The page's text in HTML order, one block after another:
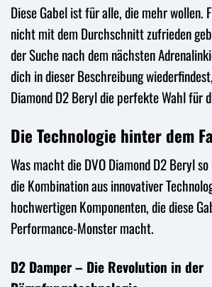
Diese Gabel ist für alle, die mehr wollen.
nicht mit dem Durchschnitt zufrieden
der Suche nach dem nächsten
dich in dieser Beschreibung
Diamond D2 Beryl die perfekte Wahl für
Die Technologie hinter dem
Was macht die DVO Diamond D2 Beryl
die Kombination aus innovativer
hochwertigen Komponenten, die diese
Performance-Monster macht.
D2 Damper – Die Revolution in der